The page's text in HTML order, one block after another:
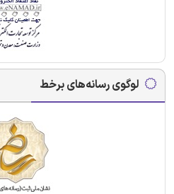
لوگوی رسانه‌های برخط